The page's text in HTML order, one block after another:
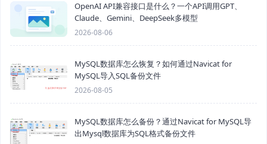
OpenAI API兼容接口是什么？一个API调用GPT、
Claude、Gemini、DeepSeek多模型
2026-08-06
MySQL数据库怎么恢复？如何通过Navicat for
MySQL导入SQL备份文件
2026-08-05
MySQL数据库怎么备份？通过Navicat for MySQL导
出Mysql数据库为SQL格式备份文件